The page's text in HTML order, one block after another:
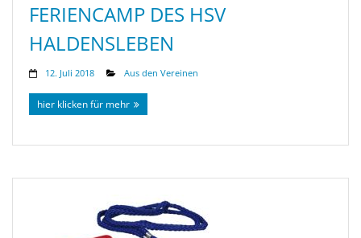
FERIENCAMP DES HSV
HALDENSLEBEN
12. Juli 2018 Aus den Vereinen
hier klicken für mehr